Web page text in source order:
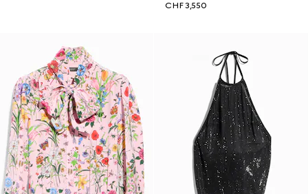
CHF 3,550